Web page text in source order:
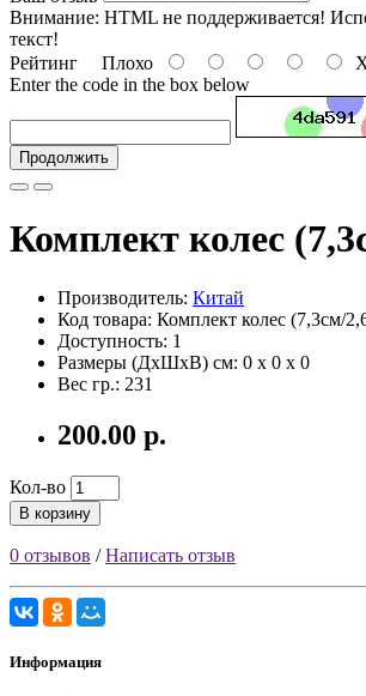
Внимание: HTML не поддерживается!
текст!
Рейтинг Плохо
Enter the code in the box below
Продолжить
Комплект колес
Производитель: Китай
Код товара: Комплект колес (7,3см/
Доступность: 1
Размеры (ДxШxВ) см: 0 x 0 x 0
Вес гр.: 231
200.00 р.
Кол-во
В корзину
0 отзывов /Написать отзыв
Информация